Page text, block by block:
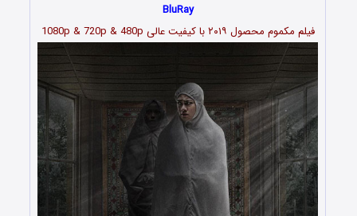
BluRay
فیلم مکموم محصول ۲۰۱۹ با کیفیت عالی 1080p & 720p & 480p